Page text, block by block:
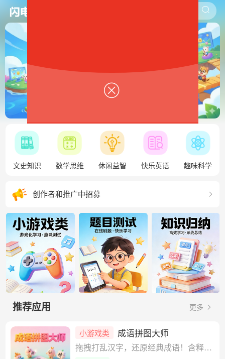
文史知识 数学思维 休闲益智 快乐英语 趣味科学
创作者和推广中招募
推荐应用 更多
小游戏类 成语拼图大师
拖拽打乱汉字，还原经典成语！含释义例句、三级难度闯关，限时挑战+积分解锁百科彩蛋，老少皆宜的语文益智游戏。